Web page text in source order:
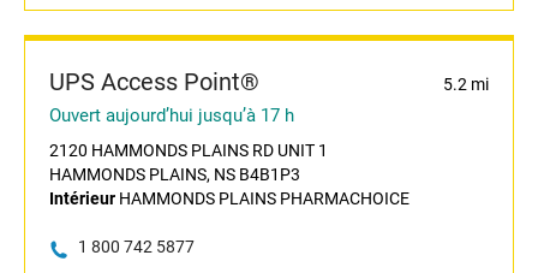
UPS Access Point® 5.2 mi
Ouvert aujourd’hui jusqu’à 17 h
2120 HAMMONDS PLAINS RD UNIT 1
HAMMONDS PLAINS, NS B4B1P3
Intérieur HAMMONDS PLAINS PHARMACHOICE
1 800 742 5877